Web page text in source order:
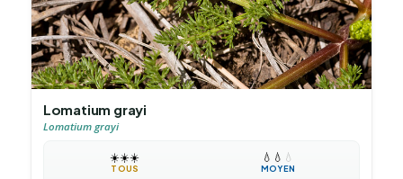
Lomatium grayi
Lomatium grayi
☀️☀️☀️
TOUS
💧 💧 💧
MOYEN